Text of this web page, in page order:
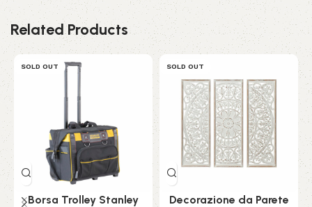
Related Products
SOLD OUT
Borsa Trolley Stanley
SOLD OUT
Decorazione da Parete